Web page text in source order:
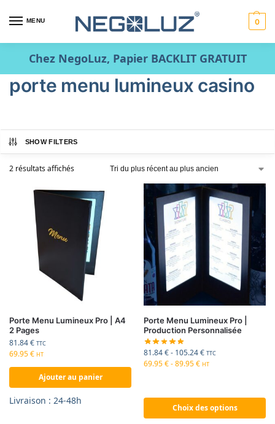
MENU 0
Chez NegoLuz, Papier BACKLIT GRATUIT
porte menu lumineux casino
SHOW FILTERS
2 résultats affichés
Porte Menu Lumineux Pro | A4
2 Pages
81.84€ TTC
69.95€ HT
Ajouter au panier
Livraison : 24-48h
Porte Menu Lumineux Pro |
Production Personnalisée
81.84€- 105.24€ TTC
69.95€-89.95€ HT
Choix des options